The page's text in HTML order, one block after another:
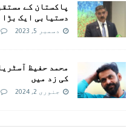
پاکستان کے
دستیابی ایک
دسمبر 5, 2023
محمد حفیظ
کی زد میں
جنوری 2, 2024